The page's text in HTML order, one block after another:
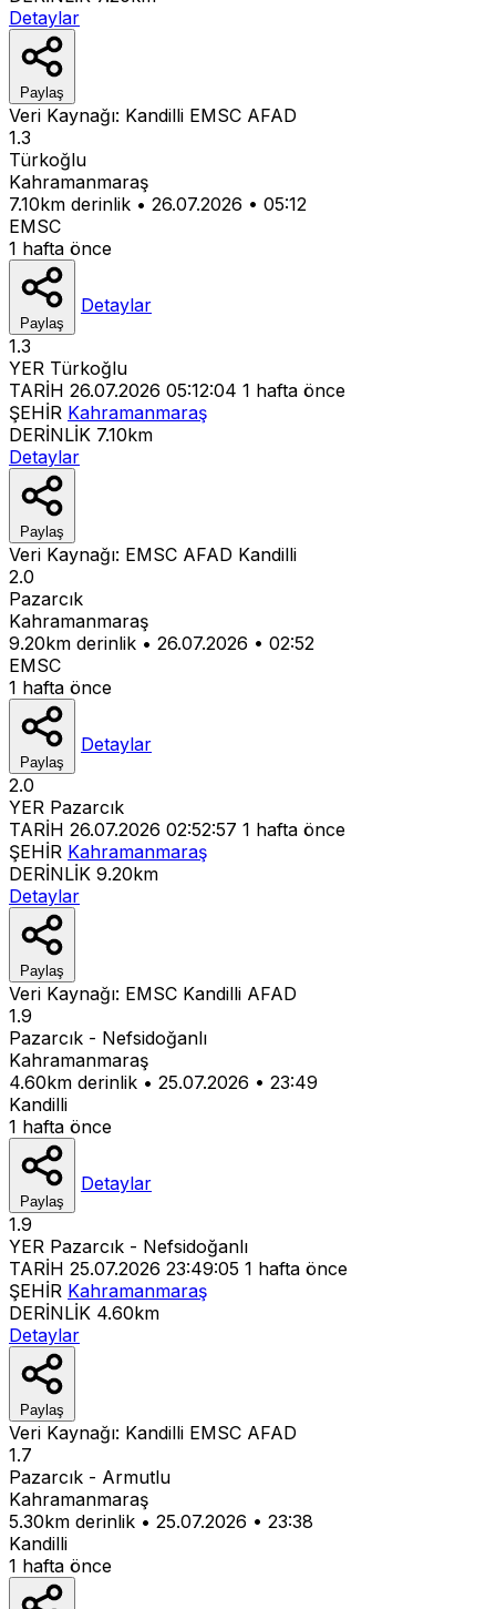
Detaylar
Paylaş
Veri Kaynağı: Kandilli EMSC AFAD
1.3
Türkoğlu
Kahramanmaraş
7.10km derinlik • 26.07.2026 • 05:12
EMSC
1 hafta önce
Paylaş
Detaylar
1.3
YER Türkoğlu
TARİH 26.07.2026 05:12:04 1 hafta önce
ŞEHİR Kahramanmaraş
DERİNLİK 7.10km
Detaylar
Paylaş
Veri Kaynağı: EMSC AFAD Kandilli
2.0
Pazarcık
Kahramanmaraş
9.20km derinlik • 26.07.2026 • 02:52
EMSC
1 hafta önce
Paylaş
Detaylar
2.0
YER Pazarcık
TARİH 26.07.2026 02:52:57 1 hafta önce
ŞEHİR Kahramanmaraş
DERİNLİK 9.20km
Detaylar
Paylaş
Veri Kaynağı: EMSC Kandilli AFAD
1.9
Pazarcık - Nefsidoğanlı
Kahramanmaraş
4.60km derinlik • 25.07.2026 • 23:49
Kandilli
1 hafta önce
Paylaş
Detaylar
1.9
YER Pazarcık - Nefsidoğanlı
TARİH 25.07.2026 23:49:05 1 hafta önce
ŞEHİR Kahramanmaraş
DERİNLİK 4.60km
Detaylar
Paylaş
Veri Kaynağı: Kandilli EMSC AFAD
1.7
Pazarcık - Armutlu
Kahramanmaraş
5.30km derinlik • 25.07.2026 • 23:38
Kandilli
1 hafta önce